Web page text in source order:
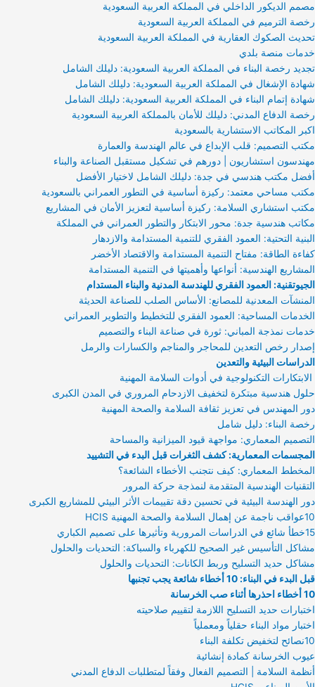
مصمم الديكور الداخلي في المملكة العربية السعودية
رخصة الترميم في المملكة العربية السعودية
تحديث الصكوك العقارية في المملكة العربية السعودية
خدمات منصة بلدي
تجديد رخصة البناء في المملكة العربية السعودية: دليلك الشامل
شهادة الإشغال في المملكة العربية السعودية: دليلك الشامل
شهادة إتمام البناء في المملكة العربية السعودية: دليلك الشامل
رخصة الدفاع المدني: دليلك للأمان بالمملكة العربية السعودية
اكبر المكاتب الاستشارية بالسعودية
مكتب التصميم: قلب الإبداع في عالم الهندسة والعمارة
مهندسون استشاريون | دورهم في تشكيل مستقبل الصناعة والبناء
أفضل مكتب هندسي في جدة: دليلك الشامل لاختيار الأفضل
مكتب مساحي معتمد: ركيزة أساسية في التطور العمراني بالسعودية
مكتب استشاري السلامة: ركيزة أساسية لتعزيز الأمان في المشاريع
مكاتب هندسية جدة: محور الابتكار والتطور العمراني في المملكة
البنية التحتية: العمود الفقري للتنمية المستدامة والازدهار
كفاءة الطاقة: مفتاح التنمية المستدامة والاقتصاد الأخضر
المشاريع الهندسية: أنواعها وأهميتها في التنمية المستدامة
الجيوتقنية: العمود الفقري للهندسة المدنية والبناء المستدام
المنشآت المعدنية للمصانع: الأساس الصلب للصناعة الحديثة
الخدمات المساحية: العمود الفقري للتخطيط والتطوير العمراني
خدمات نمذجة المباني: ثورة في صناعة البناء والتصميم
إصدار رخص التعدين للمحاجر والمناجم والكسارات والرمل
الدراسات البيئية والتعدين
الابتكارات التكنولوجية في أدوات السلامة المهنية
حلول هندسية مبتكرة لتخفيف الازدحام المروري في المدن الكبرى
دور المهندس في تعزيز ثقافة السلامة والصحة المهنية
رخصة البناء: دليل شامل
التصميم المعماري: مواجهة قيود الميزانية والمساحة
المجسمات المعمارية: كشف الثغرات قبل البدء في التشييد
المخطط المعماري: كيف نتجنب الأخطاء الشائعة؟
التقنيات الهندسية المتقدمة لنمذجة حركة المرور
دور الهندسة البيئية في تحسين دقة تقييمات الأثر البيئي للمشاريع الكبرى
10عواقب ناجمة عن إهمال السلامة والصحة المهنية HCIS
15خطأ شائع في الدراسات المرورية وتأثيرها على تصميم الكباري
مشاكل التأسيس غير الصحيح للكهرباء والسباكة: التحديات والحلول
مشاكل حديد التسليح وربط الكانات: التحديات والحلول
قبل البدء في البناء: 10 أخطاء شائعة يجب تجنبها
10 أخطاء احذرها أثناء صب الخرسانة
اختبارات حديد التسليح اللازمة لتقييم صلاحيته
اختبار مواد البناء حقلياً ومعملياً
10نصائح لتخفيض تكلفة البناء
عيوب الخرسانة كمادة إنشائية
أنظمة السلامة | التصميم الفعال وفقاً لمتطلبات الدفاع المدني